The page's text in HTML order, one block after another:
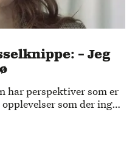
– Jeg
har perspektiver som er
som der ingen
dekke det som skjer.